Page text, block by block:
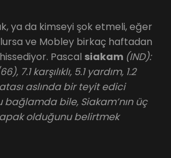
ya da kimseyi şok etmeli, eğer
ve Mobley birkaç haftadan
Pascal siakam (IND):
7.1 karşılıklı, 5.1 yardım, 1.2
aslında bir teyit edici
bile, Siakam’nın üç
olduğunu belirtmek